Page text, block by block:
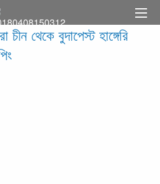
চীন থেকে বুদাপেস্ট হাঙ্গেরি